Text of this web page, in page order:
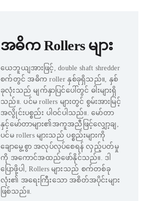
အဓိက Rollers များ
ယေဘူယျအားဖြင့်, double shaft shredder
စက်တွင် အဓိက roller နှစ်ခုရှိသည်။, နှစ်
ခုလုံးသည် မျက်နှာပြင်ပေါ်တွင် ဓါးများရှိ
သည်။. ပင်မ rollers များတွင် စွမ်းအားမြင့်
အလွိုင်းပစ္စည်း ပါဝင်ပါသည်။. မော်တာ
နှင့်မော်တာများ၏အကူအညီဖြင့်လျှော့ချ,
ပင်မ rollers များသည် ပစ္စည်းများကို
ချောမွေ့စွာ အလုပ်လုပ်စေရန် လှည့်ပတ်မှု
ကို အကောင်အထည်ဖော်နိုင်သည်။. ဒါ
ပြောဖို့ပါ, Rollers များသည် စက်တစ်ခု
လုံး၏ အရေးကြီးသော အစိတ်အပိုင်းများ
ဖြစ်သည်။.